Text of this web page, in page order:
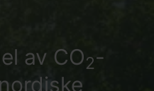
av CO2-